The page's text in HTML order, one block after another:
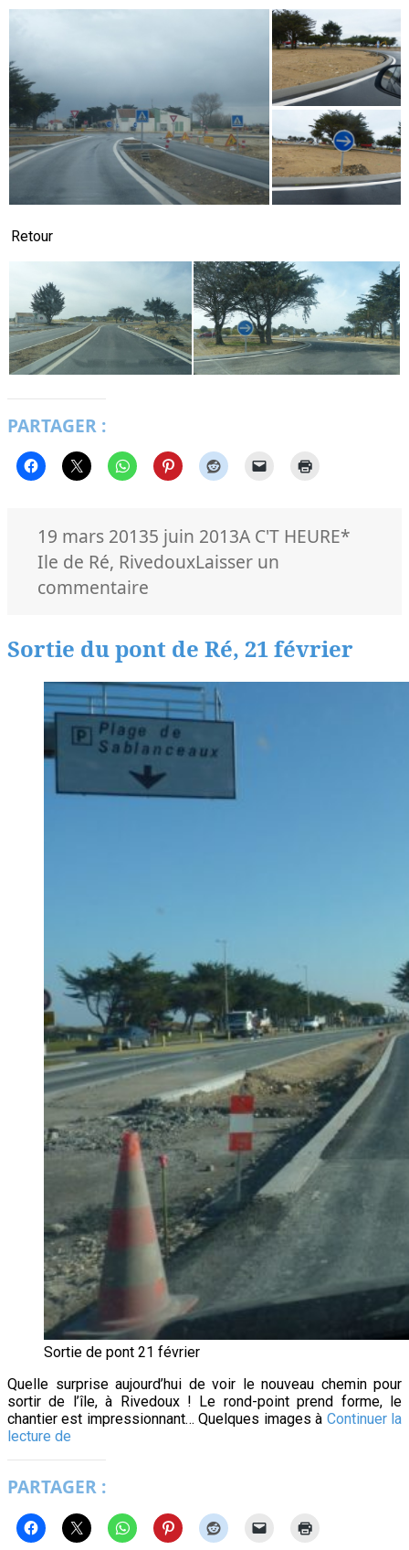
Retour
PARTAGER :
Publié
le
19 mars 20135 juin 2013Catégories
A C'T HEUREMots-
*
Ile de Ré, RivedouxLaisser un
commentaire
mars,
le
nouveau
giratoire
Sortie du pont de Ré, 21 février
Sortie de pont 21 février
Quelle surprise aujourd’hui de voir le nouveau chemin pour
sortir de l’île, à Rivedoux ! Le rond-point prend forme, le
chantier est impressionnant… Quelques images à Continuer la
lecture de
de
21
février
PARTAGER :